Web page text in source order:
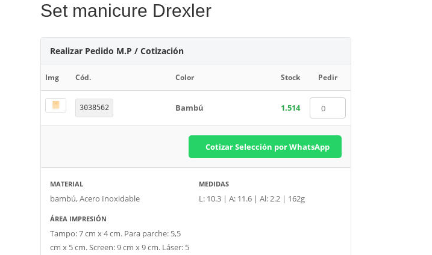
Set manicure Drexler
Realizar Pedido M.P / Cotización
Img Cód. Color Stock Pedir
3038562 Bambú 1.514
Cotizar Selección por WhatsApp
MATERIAL
bambú, Acero Inoxidable
MEDIDAS
L: 10.3 | A: 11.6 | Al: 2.2 | 162g
ÁREA IMPRESIÓN
Tampo: 7 cm x 4 cm. Para parche: 5,5
cm x 5 cm. Screen: 9 cm x 9 cm. Láser: 5